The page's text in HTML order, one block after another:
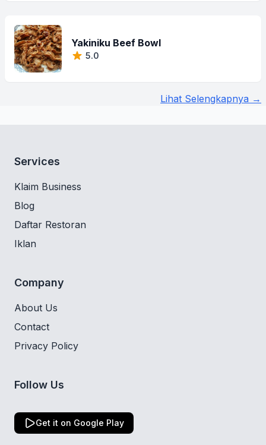
Yakiniku Beef Bowl
5.0
Lihat Selengkapnya →
Services
Klaim Business
Blog
Daftar Restoran
Iklan
Company
About Us
Contact
Privacy Policy
Follow Us
Get it on Google Play